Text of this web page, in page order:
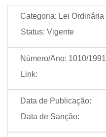
Categoria: Lei Ordinária
Status: Vigente
Número/Ano: 1010/1991
Link:
Data de Publicação:
Data de Sanção: